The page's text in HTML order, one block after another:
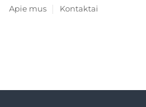
SkipApie mus Kontaktai